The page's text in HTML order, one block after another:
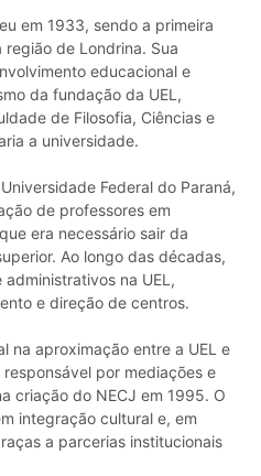
em 1933, sendo a primeira
de Londrina. Sua
educacional e
da fundação da UEL,
de Filosofia, Ciências e
a universidade.
Federal do Paraná,
de professores em
era necessário sair da
Ao longo das décadas,
na UEL,
e direção de centros.
na aproximação entre a UEL e
por mediações e
criação do NECJ em 1995. O
integração cultural e, em
a parcerias institucionais